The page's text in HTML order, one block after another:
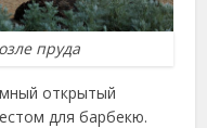
пруда
открытый
для барбекю.